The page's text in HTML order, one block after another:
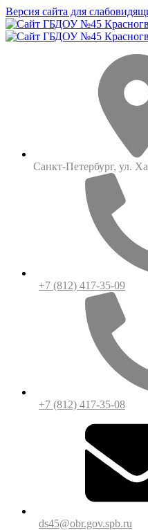
Версия сайта для
Санкт-Петербург, ул.
+7 (812) 417-35-09
+7 (812) 417-35-08
ds45@obr.gov.spb.ru